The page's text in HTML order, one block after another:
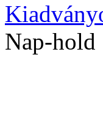
Nap-hold